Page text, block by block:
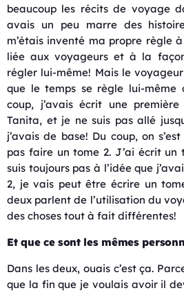
beaucoup les récits de voyage
avais un peu marre des
m’étais inventé ma propre règle
liée aux voyageurs et à la
régler lui-même! Mais le
que le temps se règle lui-
coup, j’avais écrit une
Tanita, et je ne suis pas allé
j’avais de base! Du coup, on
pas faire un tome 2. J’ai écrit un
suis toujours pas à l’idée que
2, je vais peut être écrire un
deux parlent de l’utilisation du
des choses tout à fait différentes!
Et que ce sont les mêmes
Dans les deux, ouais c’est ça.
que la fin que je voulais avoir il